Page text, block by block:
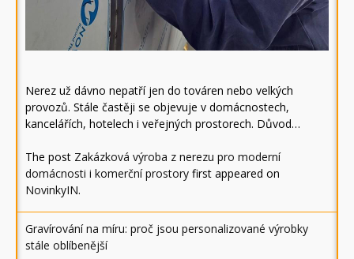
Nerez už dávno nepatří jen do továren nebo velkých
provozů. Stále častěji se objevuje v domácnostech,
kancelářích, hotelech i veřejných prostorech. Důvod…
The post Zakázková výroba z nerezu pro moderní
domácnosti i komerční prostory first appeared on
NovinkyIN.
Gravírování na míru: proč jsou personalizované výrobky
stále oblíbenější